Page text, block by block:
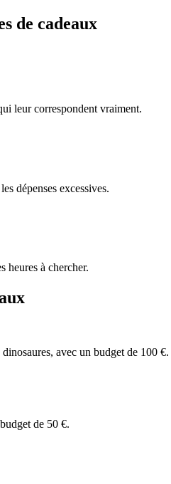
de cadeaux
leur correspondent vraiment.
dépenses excessives.
heures à chercher.
avec un budget de 100 €.
de 50 €.